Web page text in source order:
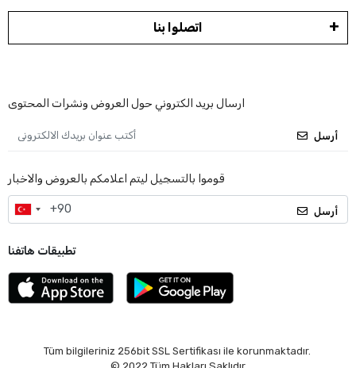
اتصلوا بنا
ارسال بريد الكتروني حول العروض ونشرات المحتوى
أرسل
قوموا بالتسجيل ليتم اعلامكم بالعروض والاخبار
أرسل
تطبيقات هاتفنا
Tüm bilgileriniz 256bit SSL Sertifikası ile korunmaktadır.